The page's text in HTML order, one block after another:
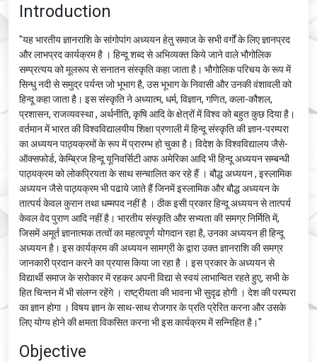
Introduction
"यह भारतीय ज्ञानराशि के सांगोपांग अध्‍ययन हेतु समाज के सभी वर्गों के लिए ज्ञानप्रद
और लाभप्रद कार्यक्रम है । हिन्‍दू शब्द से अभिव्यक्त किये जाने वाले भौगोलिक
सम्‍प्रत्‍यय को मूलरूप से सनातन संस्कृति कहा जाता है। भौगोलिक परिचय के रूप में
सिन्‍धु नदी से समुद्र पर्यन्‍त जो भूभाग है, उस भूभाग के निवासी और उनकी वंशावली को
हिन्‍दू कहा जाता है। इस संस्‍कृति ने अध्‍यात्‍म, धर्म, विज्ञान, गणित, कला-कौशल,
प्रशासन, राजव्‍यवस्‍था , अर्थनीति, कृ‍षि आदि के क्षेत्रों में विश्‍व को बहुत कुछ दिया है।
वर्तमान में भारत की विश्‍वविद्यालयीय शिक्षा प्रणाली में हिन्‍दू संस्‍कृति की ज्ञान-परम्‍परा
का अध्‍ययन पाठ्यक्रमों के रूप में प्रारम्‍भ हो चुका है। विदेश के विश्‍वविद्यालय जैसे-
ऑक्‍सफोर्ड, केम्ब्रिज हिन्‍दू यूनिवर्सिटी आफ अमेरिका आदि भी हिन्‍दू अध्‍ययन सम्‍बन्‍धी
पाठ्यक्रम को लोकप्रियता के साथ सन्‍चालित कर रहे हैं । बौद्ध अध्‍ययन , इस्‍लामिक
अध्‍ययन जैसे पाठ्यक्रम भी पढाये जाते हैं जिनमें इस्‍लामिक और बौद्ध अध्‍ययन के
तात्‍पर्य केवल कुरान तथा धम्‍मपद नहीं है । ठीक इसी प्रकार हिन्‍दू अध्‍ययन से तात्‍पर्य
केवल वेद पुराण आदि नहीं है। भारतीय संस्‍कृति और सभ्‍यता की समग्र निर्मिति में,
जिसमें अमूर्त ज्ञानात्‍मक तत्‍वों का महत्‍वपूर्ण योगदान रहा है, उनका अध्‍ययन ही हिन्‍दू
अध्‍ययन है। इस कार्यक्रम की अध्ययन सामग्री के द्वारा उक्‍त ज्ञानराशि की समग्र
जानकारी प्रदान करने का प्रयास किया जा रहा है । इस प्रकार के अध्ययन से
विद्यार्थी समाज के सरोकार में रहकर अपनी विद्या से स्वयं लाभान्वित रहते हुए, सभी के
हित चिन्‍तन में भी संलग्न रहेंगे । राष्‍ट्रीयता की भावना भी सुदृढ होगी । देश की परम्‍परा
का ज्ञान होगा । विषय ज्ञान के साथ-साथ रोजगार के प्रति प्रेरित करना और उसके
लिए योग्य होने की क्षमता विकसित करना भी इस कार्यक्रम में सन्निहित है।"
Objective